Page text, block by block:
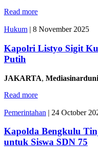
Read more
Hukum | 8 November 2025
Kapolri Listyo Sigit
Putih
JAKARTA,
Read more
Pemerintahan | 24 October
Kapolda Bengkulu
untuk Siswa SDN 75